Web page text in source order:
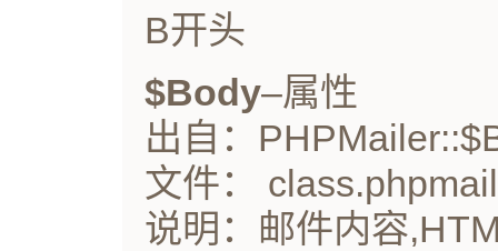
B开头
$Body–属性
出自：
文件：
说明：邮件内容